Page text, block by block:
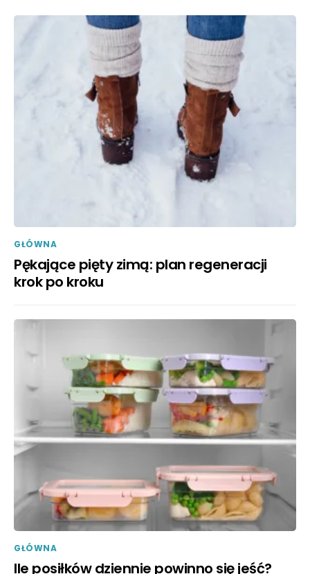
GŁÓWNA
Pękające pięty zimą: plan regeneracji
krok po kroku
GŁÓWNA
Ile posiłków dziennie powinno się jeść?